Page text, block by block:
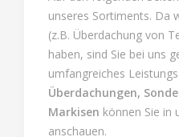
unseres Sortiments. Da
(z.B. Überdachung von
haben, sind Sie bei uns
umfangreiches
Überdachungen,
Markisen können Sie in
anschauen.